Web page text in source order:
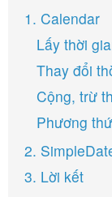
1. Calendar
Lấy thời
Thay đổi
Cộng, trừ
Phương
2.
3. Lời kết